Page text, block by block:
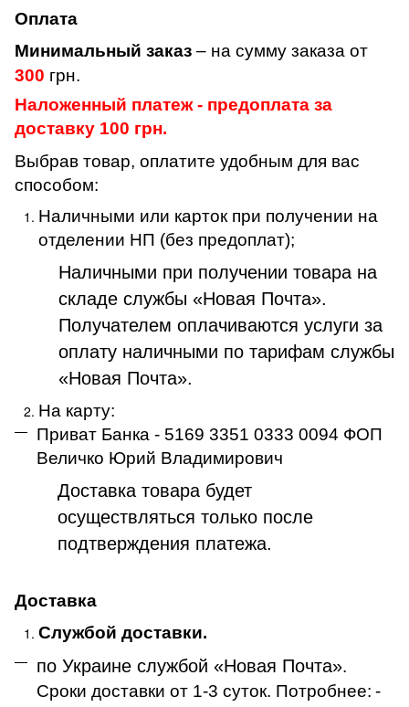
Оплата
Минимальный заказ – на сумму заказа от
300 грн.
Наложенный платеж - предоплата за
доставку 100 грн.
Выбрав товар, оплатите удобным для вас
способом:
Наличными или карток при получении на
отделении НП (без предоплат);
Наличными при получении товара на
складе службы «Новая Почта».
Получателем оплачиваются услуги за
оплату наличными по тарифам службы
«Новая Почта».
На карту:
Приват Банка - 5169 3351 0333 0094 ФОП
Величко Юрий Владимирович
Доставка товара будет
осуществляться только после
подтверждения платежа.
Доставка
Службой доставки.
по Украине службой «Новая Почта».
Сроки доставки от 1-3 суток. Потробнее: -